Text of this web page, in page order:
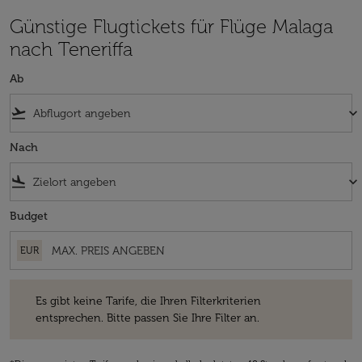
Günstige Flugtickets für Flüge Malaga
nach Teneriffa
Ab
flight_takeoff keyboard_arrow_down
Nach
flight_land keyboard_arrow_down
Budget
EUR
Es gibt keine Tarife, die Ihren Filterkriterien
entsprechen. Bitte passen Sie Ihre Filter an.